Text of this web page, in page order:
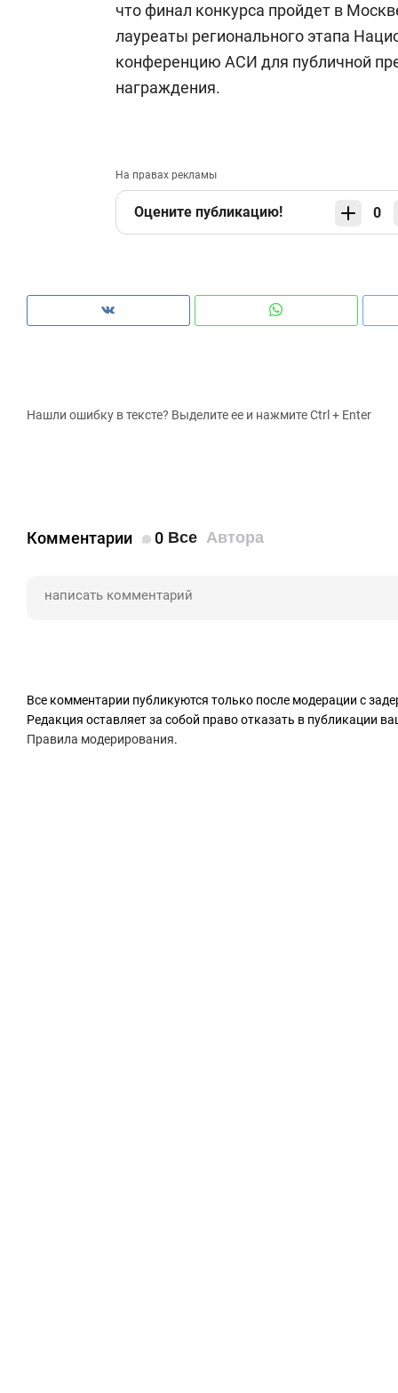
что финал конкурса пройдет в
лауреаты регионального этапа
конференцию АСИ для публичной
награждения.
На правах рекламы
Оцените публикацию! 0
Нашли ошибку в тексте? Выделите ее и нажмите Ctrl + Enter
Комментарии 0 Все Автора
Все комментарии публикуются только после модерации с
Редакция оставляет за собой право отказать в публикации
Правила модерирования.